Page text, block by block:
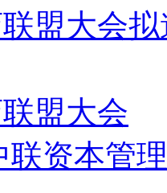
盟大会
盟大会
联资本管